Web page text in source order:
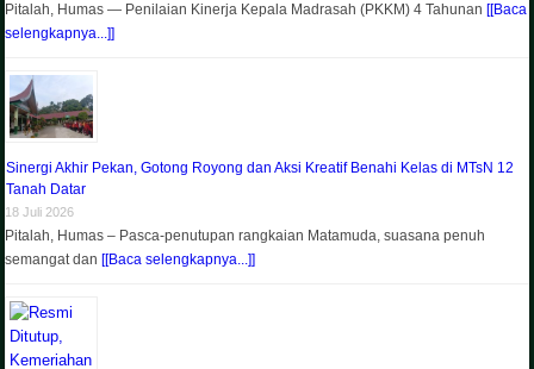
Pitalah, Humas — Penilaian Kinerja Kepala Madrasah (PKKM) 4 Tahunan [[Baca
selengkapnya...]]
Sinergi Akhir Pekan, Gotong Royong dan Aksi Kreatif Benahi Kelas di MTsN 12
Tanah Datar
18 Juli 2026
Pitalah, Humas – Pasca-penutupan rangkaian Matamuda, suasana penuh
semangat dan[[Baca selengkapnya...]]